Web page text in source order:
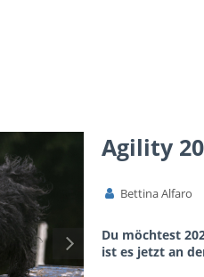
Agility
Bettina Alfaro
Du möchtest
ist es jetzt an